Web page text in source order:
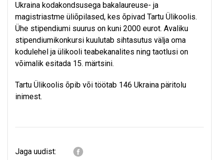
Ukraina kodakondsusega bakalaureuse- ja
magistriastme üliõpilased, kes õpivad Tartu Ülikoolis.
Ühe stipendiumi suurus on kuni 2000 eurot. Avaliku
stipendiumikonkursi kuulutab sihtasutus välja oma
kodulehel ja ülikooli teabekanalites ning taotlusi on
võimalik esitada 15. märtsini.
Tartu Ülikoolis õpib või töötab 146 Ukraina päritolu
inimest.
Jaga uudist: